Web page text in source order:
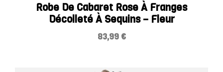
Robe De Cabaret Rose À Franges
Décolleté À Sequins – Fleur
83,99 €